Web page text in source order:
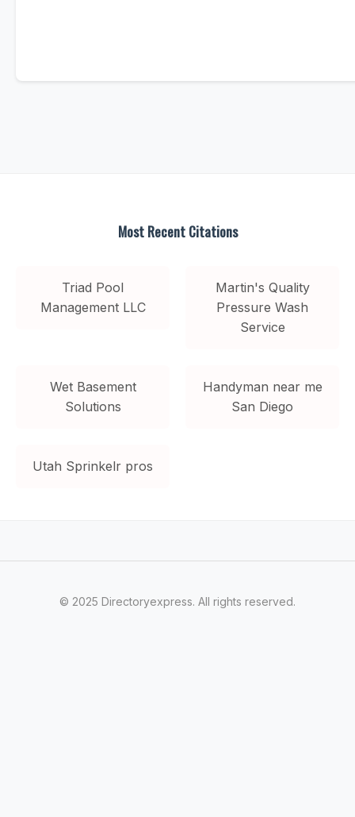
Most Recent Citations
Triad Pool
Management LLC
Martin's Quality
Pressure Wash
Service
Wet Basement
Solutions
Handyman near me
San Diego
Utah Sprinkelr pros
© 2025 Directoryexpress. All rights reserved.